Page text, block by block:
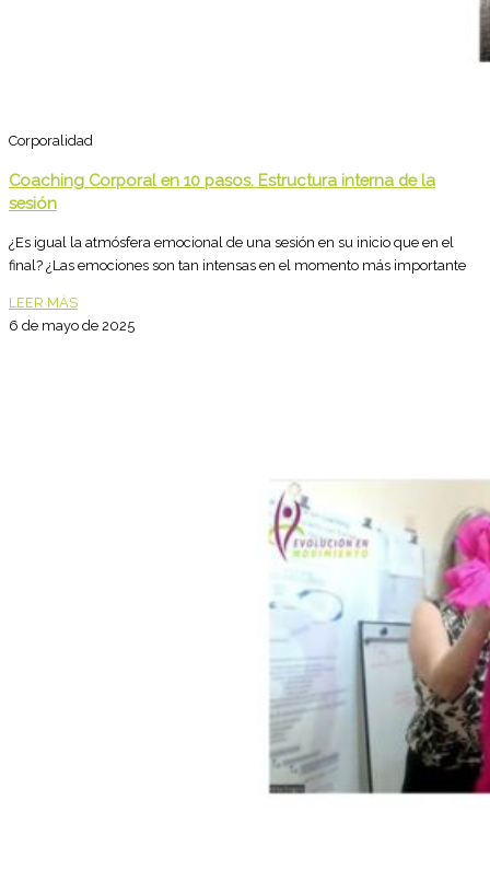
Corporalidad
Coaching Corporal en 10 pasos. Estructura interna de la
sesión
¿Es igual la atmósfera emocional de una sesión en su inicio que en el
final? ¿Las emociones son tan intensas en el momento más importante
LEER MÁS
6 de mayo de 2025